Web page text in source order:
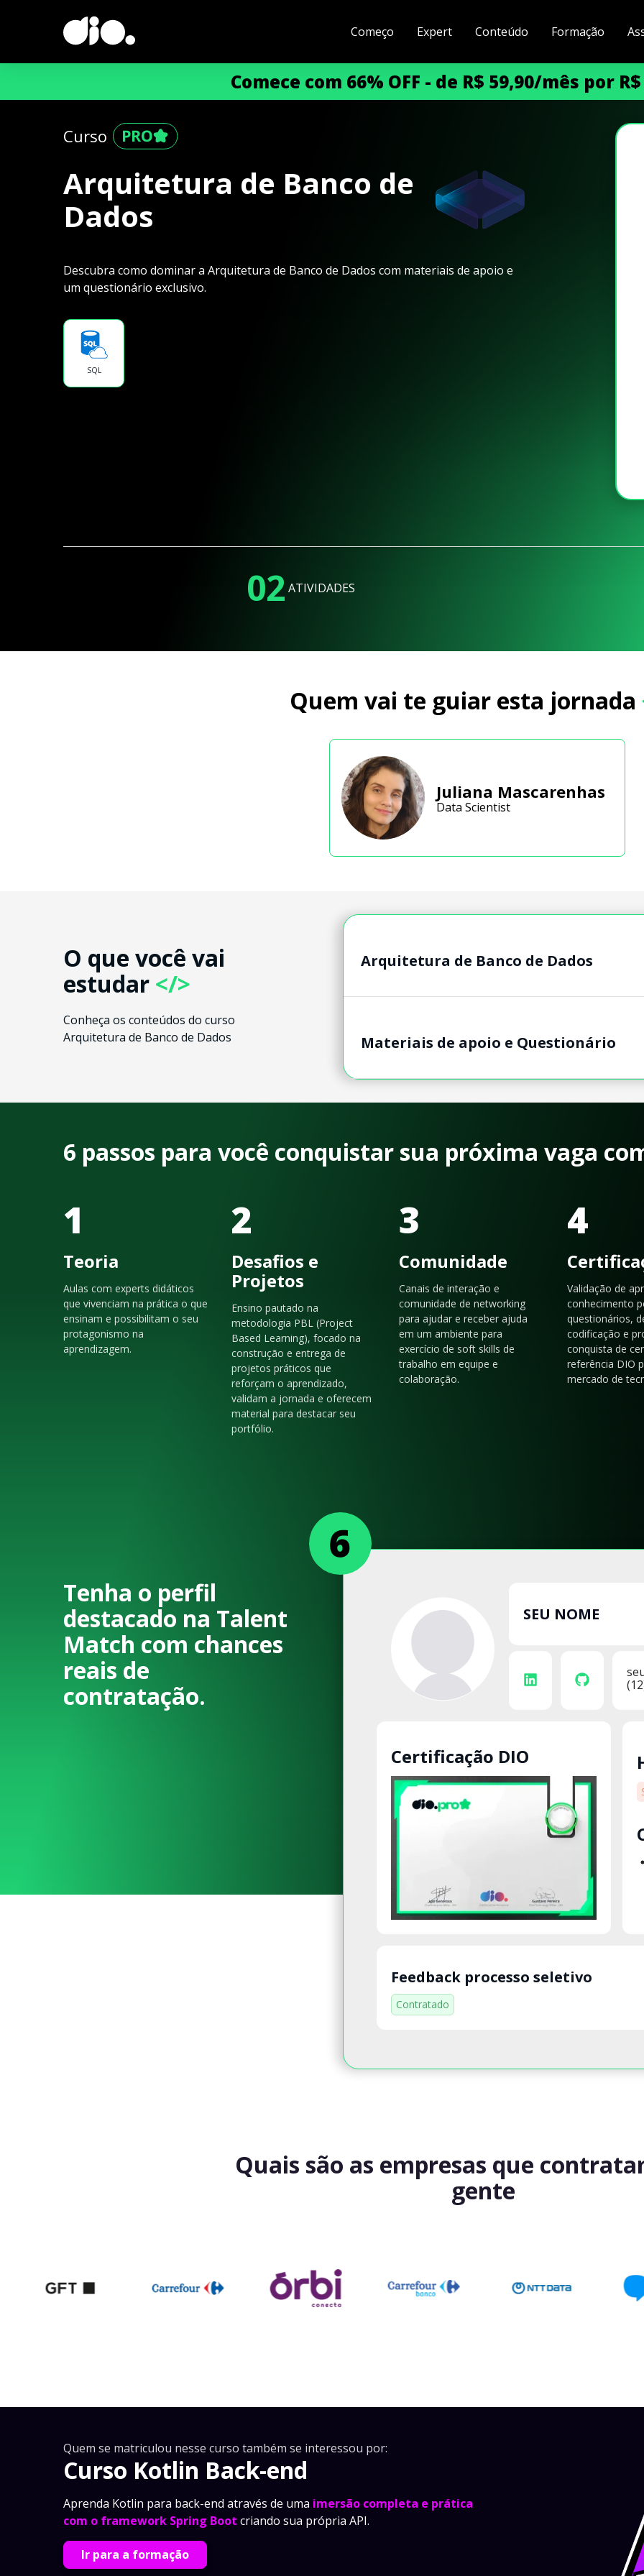
Começo Expert Conteúdo Formação
Comece com 66% OFF - de R$ 59,90/mês por
Curso
Arquitetura de Banco de
Dados
Descubra como dominar a Arquitetura de Banco de Dados com materiais de apoio e
um questionário exclusivo.
SQL
02 ATIVIDADES
Quem vai te guiar esta jornada
Juliana Mascarenhas
Data Scientist
O que você vai
estudar </>
Conheça os conteúdos do curso
Arquitetura de Banco de Dados
Arquitetura de Banco de Dados
Materiais de apoio e Questionário
6 passos para você conquistar sua próxima vaga
1
Teoria
Aulas com experts didáticos
que vivenciam na prática o que
ensinam e possibilitam o seu
protagonismo na
aprendizagem.
2
Desafios e
Projetos
Ensino pautado na
metodologia PBL (Project
Based Learning), focado na
construção e entrega de
projetos práticos que
reforçam o aprendizado,
validam a jornada e oferecem
material para destacar seu
portfólio.
3
Comunidade
Canais de interação e
comunidade de networking
para ajudar e receber ajuda
em um ambiente para
exercício de soft skills de
trabalho em equipe e
colaboração.
4
Validação de
conhecimento
questionários,
codificação e
conquista de
referência DIO
mercado de
Tenha o perfil
destacado na Talent
Match com chances
reais de
contratação.
SEU NOME
Certificação DIO
Feedback processo seletivo
Contratado
Quais são as empresas que
gente
Quem se matriculou nesse curso também se interessou por:
Curso Kotlin Back-end
Aprenda Kotlin para back-end através de uma imersão completa e prática
com o framework Spring Boot criando sua própria API.
Ir para a formação